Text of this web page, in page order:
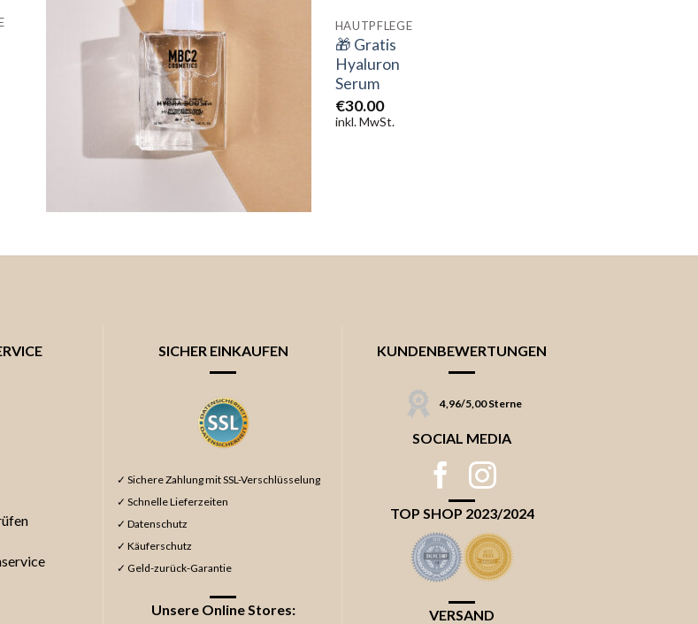
HAUTPFLEGE
🎁 Gratis
Hyaluron
Serum
€30.00
inkl. MwSt.
SICHER EINKAUFEN
✓ Sichere Zahlung mit SSL-Verschlüsselung
✓ Schnelle Lieferzeiten
✓ Datenschutz
✓ Käuferschutz
✓ Geld-zurück-Garantie
Unsere Online Stores:
KUNDENBEWERTUNGEN
4,96/5,00 Sterne
SOCIAL MEDIA
TOP SHOP 2023/2024
VERSAND